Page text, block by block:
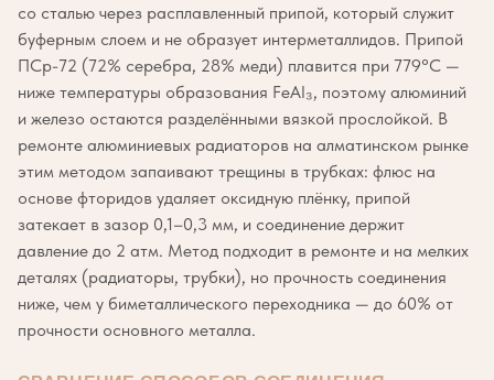
со сталью через расплавленный припой, который служит
буферным слоем и не образует интерметаллидов. Припой
ПСр-72 (72% серебра, 28% меди) плавится при 779°C —
ниже температуры образования FeAl₃, поэтому алюминий
и железо остаются разделёнными вязкой прослойкой. В
ремонте алюминиевых радиаторов на алматинском рынке
этим методом запаивают трещины в трубках: флюс на
основе фторидов удаляет оксидную плёнку, припой
затекает в зазор 0,1–0,3 мм, и соединение держит
давление до 2 атм. Метод подходит в ремонте и на мелких
деталях (радиаторы, трубки), но прочность соединения
ниже, чем у биметаллического переходника — до 60% от
прочности основного металла.